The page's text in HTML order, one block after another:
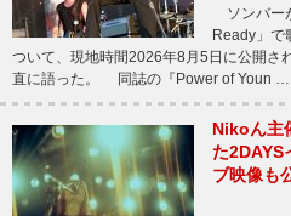
ソンバー
Ready」で
ついて、現地時間2026年8月5日に公開さ
直に語った。 同誌の『Power of Youn …
Nikoん主
た2DAYS
ブ映像も